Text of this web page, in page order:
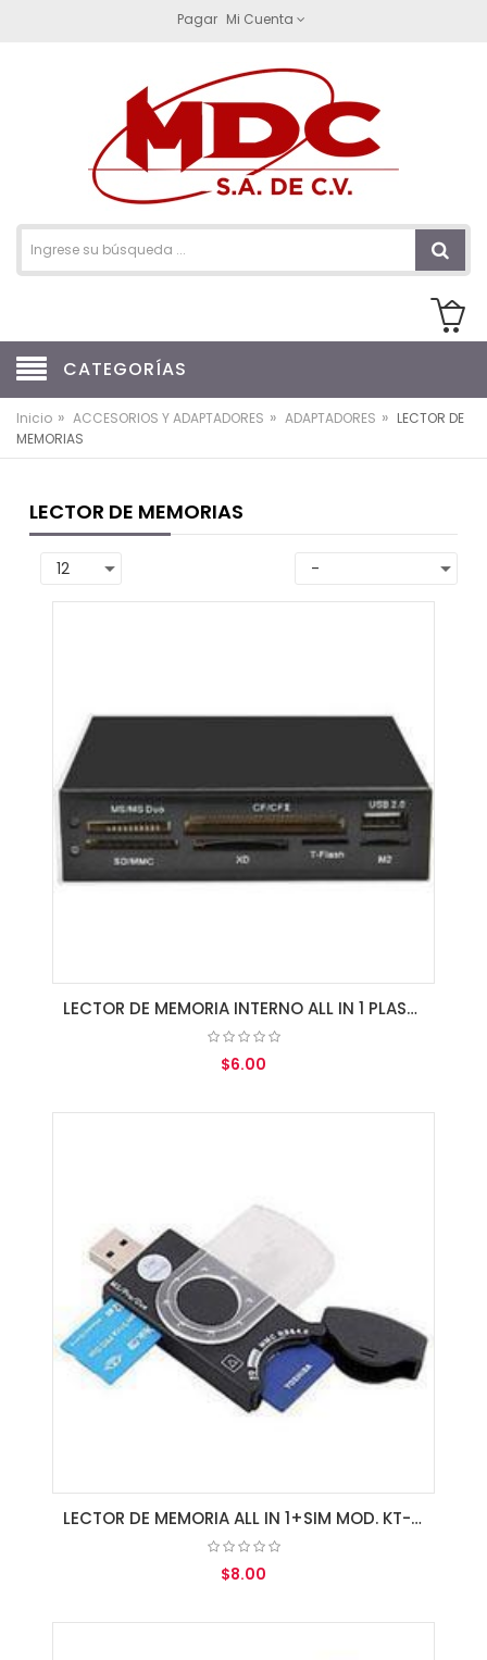
Pagar Mi Cuenta
CATEGORÍAS
Inicio » ACCESORIOS Y ADAPTADORES » ADAPTADORES » LECTOR DE
MEMORIAS
LECTOR DE MEMORIAS
LECTOR DE MEMORIA INTERNO ALL IN 1 PLASTIC PANEL
$6.00
LECTOR DE MEMORIA ALL IN 1+SIM MOD. KT-0032
$8.00